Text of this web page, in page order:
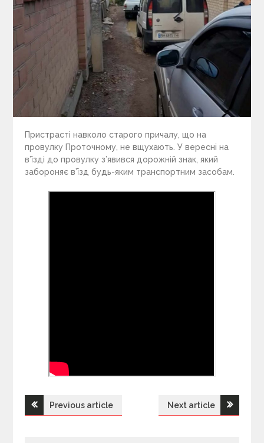
Пристрасті навколо старого причалу, що на
провулку Проточному, не вщухають. У вересні на
в’їзді до провулку з’явився дорожній знак, який
забороняє в’їзд будь-яким транспортним засобам.
Н
Previous article Next article